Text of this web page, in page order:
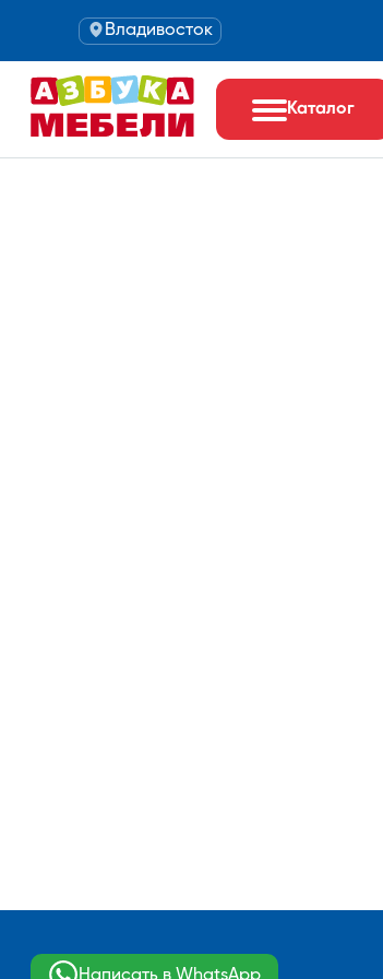
Владивосток
Каталог
Написать в WhatsApp